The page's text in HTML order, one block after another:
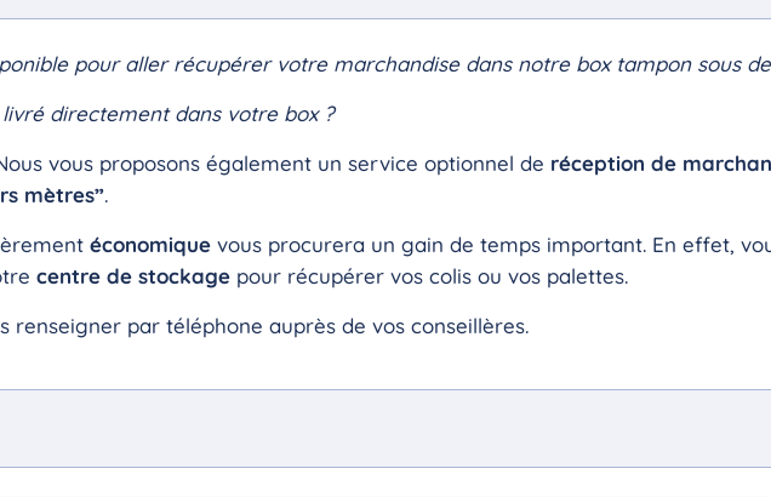
pour aller récupérer votre marchandise dans notre box tampon sous
directement dans votre box ?
vous proposons également un service optionnel de réception de
mètres”.
économique vous procurera un gain de temps important. En effet,
centre de stockage pour récupérer vos colis ou vos palettes.
renseigner par téléphone auprès de vos conseillères.